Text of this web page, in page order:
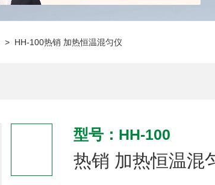
> HH-100热销 加热恒温混匀仪
型号：HH-100
热销 加热恒温混